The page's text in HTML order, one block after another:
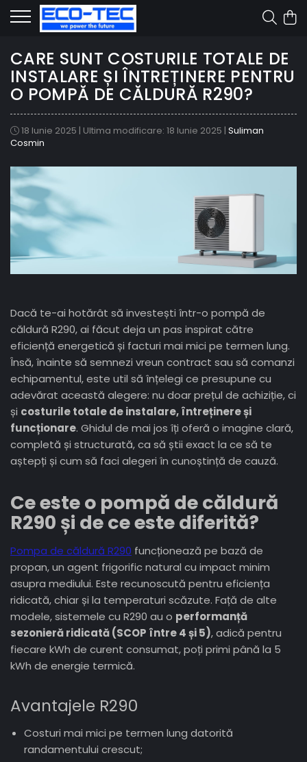
CARE SUNT COSTURILE TOTALE DE
INSTALARE ȘI ÎNTREȚINERE PENTRU
O POMPĂ DE CĂLDURĂ R290?
18 Iunie 2025 | Ultima modificare: 18 Iunie 2025 | Suliman
Cosmin
Dacă te-ai hotărât să investești într-o pompă de
căldură R290, ai făcut deja un pas inspirat către
eficiență energetică și facturi mai mici pe termen lung.
Însă, înainte să semnezi vreun contract sau să comanzi
echipamentul, este util să înțelegi ce presupune cu
adevărat această alegere: nu doar prețul de achiziție, ci
și costurile totale de instalare, întreținere și
funcționare. Ghidul de mai jos îți oferă o imagine clară,
completă și structurată, ca să știi exact la ce să te
aștepți și cum să faci alegeri în cunoștință de cauză.
Ce este o pompă de căldură
R290 și de ce este diferită?
Pompa de căldură R290 funcționează pe bază de
propan, un agent frigorific natural cu impact minim
asupra mediului. Este recunoscută pentru eficiența
ridicată, chiar și la temperaturi scăzute. Față de alte
modele, sistemele cu R290 au o performanță
sezonieră ridicată (SCOP între 4 și 5), adică pentru
fiecare kWh de curent consumat, poți primi până la 5
kWh de energie termică.
Avantajele R290
Costuri mai mici pe termen lung datorită
randamentului crescut;